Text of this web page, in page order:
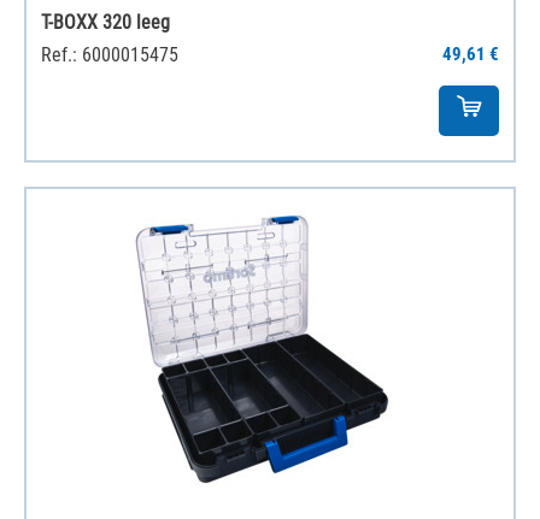
T-BOXX 320 leeg
Ref.: 6000015475
49,61 €